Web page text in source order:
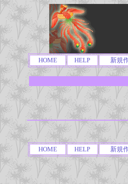
HOME HELP 新規
HOME HELP 新規